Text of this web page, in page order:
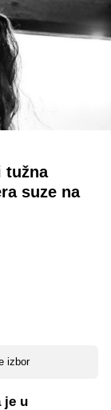
tužna
suze na
izbor
je u